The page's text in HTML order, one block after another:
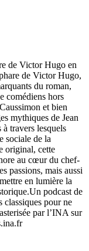
de Victor Hugo en
de Victor Hugo,
du roman,
comédiens hors
et bien
mythiques de Jean
travers lesquels
sociale de la
original, cette
au cœur du chef-
passions, mais aussi
en lumière la
podcast de
classiques pour ne
par l’INA sur